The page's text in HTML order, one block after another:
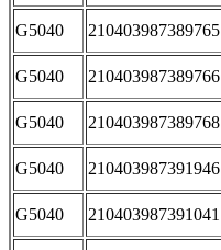
G5040 210403987389765
G5040 210403987389766
G5040 210403987389768
G5040 210403987391946
G5040 210403987391041